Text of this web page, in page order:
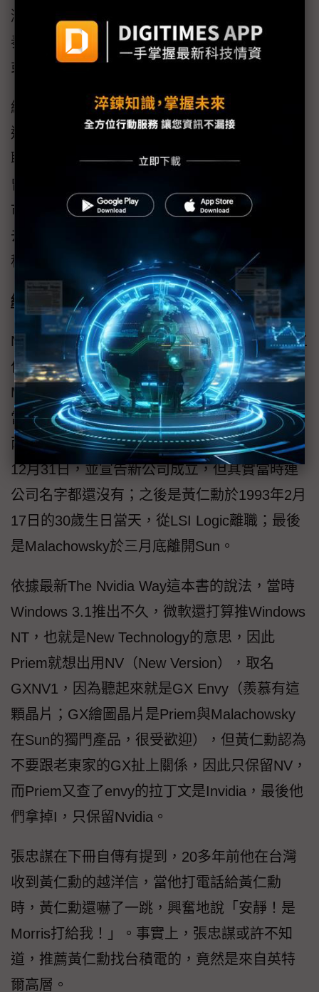
濟部每年的預算將減少297億，打亂原有施政節
奏，重要水利建設和科技補助政策都會受影響
或延宕。
經濟部官員指出，此次修法，水利署受影響超
過100億元。由於缺少經費，石門水庫到新竹的
聯通管計畫、新竹和台南的海水淡化廠工程、
曾文水庫清淤等工程，這些計畫都會涉及跨縣
市整合的問題，未來都必須交由地方政府自己
去協調處理。水利工程的延宕，可能會對竹
科、南科正在擴充的晶圓代工產業帶來衝擊。
編輯手記：
Nvidia有三位創辦人，黃仁勳原本在LSI Logic工
作，另外兩位Curtis Priem跟Chris
Malachowsky則是在Sun Microsystems任職。
當時是Priem率先辭去在Sun的工作，藉此逼迫
兩位好友盡快作出離職的決定，時間是1992年
12月31日，並宣告新公司成立，但其實當時連
公司名字都還沒有；之後是黃仁勳於1993年2月
17日的30歲生日當天，從LSI Logic離職；最後
是Malachowsky於三月底離開Sun。
依據最新The Nvidia Way這本書的說法，當時
Windows 3.1推出不久，微軟還打算推Windows
NT，也就是New Technology的意思，因此
Priem就想出用NV（New Version），取名
GXNV1，因為聽起來就是GX Envy（羨慕有這
顆晶片；GX繪圖晶片是Priem與Malachowsky
在Sun的獨門產品，很受歡迎），但黃仁勳認為
不要跟老東家的GX扯上關係，因此只保留NV，
而Priem又查了envy的拉丁文是Invidia，最後他
們拿掉I，只保留Nvidia。
張忠謀在下冊自傳有提到，20多年前他在台灣
收到黃仁勳的越洋信，當他打電話給黃仁勳
時，黃仁勳還嚇了一跳，興奮地說「安靜！是
Morris打給我！」。事實上，張忠謀或許不知
道，推薦黃仁勳找台積電的，竟然是來自英特
爾高層。